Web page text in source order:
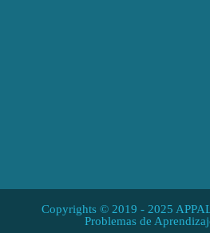
Copyrights © 2019 - 2025
Problemas de